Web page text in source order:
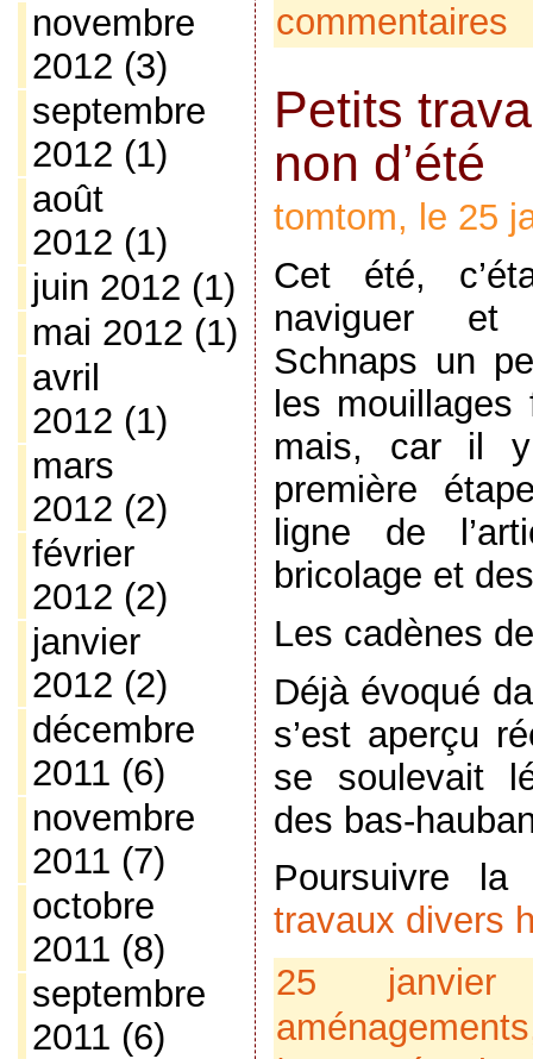
novembre
2012 (3)
septembre
2012 (1)
août
2012 (1)
juin 2012 (1)
mai 2012 (1)
avril
2012 (1)
mars
2012 (2)
février
2012 (2)
janvier
2012 (2)
décembre
2011 (6)
novembre
2011 (7)
octobre
2011 (8)
septembre
2011 (6)
commentaires
Petits
non d’été
tomtom, le 25
Cet été,
naviguer et
Schnaps un
les
mais, car il
première
ligne de
bricolage et
Les cadènes
Déjà évoqué
s’est aperçu
se soulevait
des bas-
Poursuivre
travaux divers
25
aménagements